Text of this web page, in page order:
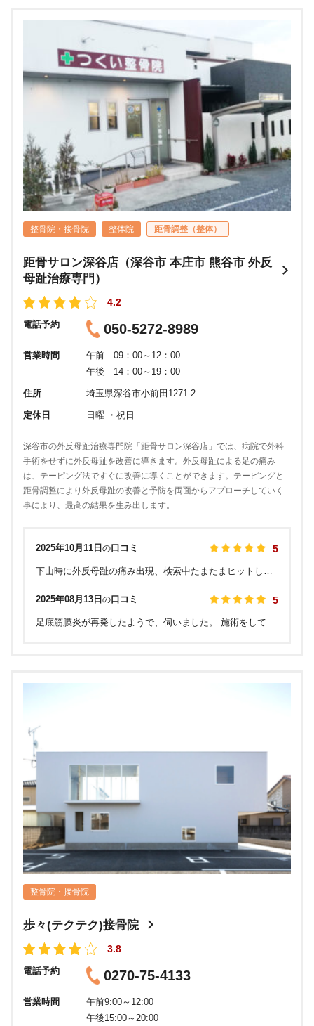
整骨院・接骨院 整体院 距骨調整（整体）
距骨サロン深谷店（深谷市 本庄市 熊谷市 外反
母趾治療専門）
4.2
電話予約 050-5272-8989
営業時間
午前 09：00～12：00
午後 14：00～19：00
住所 埼玉県深谷市小前田1271-2
定休日 日曜 ・祝日
深谷市の外反母趾治療専門院「距骨サロン深谷店」では、病院で外科
手術をせずに外反母趾を改善に導きます。外反母趾による足の痛み
は、テーピング法ですぐに改善に導くことができます。テーピングと
距骨調整により外反母趾の改善と予防を両面からアプローチしていく
事により、最高の結果を生み出します。
2025年10月11日 の口コミ 5
2025年08月13日 の口コミ 5
整骨院・接骨院
歩々(テクテク)接骨院
3.8
電話予約 0270-75-4133
営業時間
午前9:00～12:00
午後15:00～20:00